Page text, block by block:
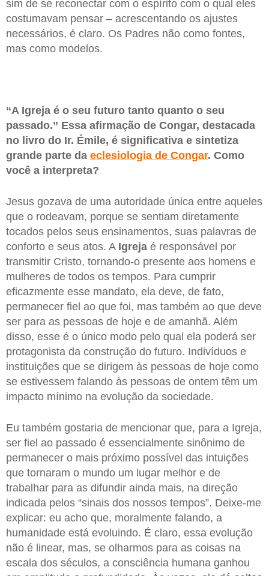
sim de se reconectar com o espírito com o qual eles
costumavam pensar – acrescentando os ajustes
necessários, é claro. Os Padres não como fontes,
mas como modelos.
“A Igreja é o seu futuro tanto quanto o seu
passado.” Essa afirmação de Congar, destacada
no livro do Ir. Émile, é significativa e sintetiza
grande parte da eclesiologia de Congar. Como
você a interpreta?
Jesus gozava de uma autoridade única entre aqueles
que o rodeavam, porque se sentiam diretamente
tocados pelos seus ensinamentos, suas palavras de
conforto e seus atos. A Igreja é responsável por
transmitir Cristo, tornando-o presente aos homens e
mulheres de todos os tempos. Para cumprir
eficazmente esse mandato, ela deve, de fato,
permanecer fiel ao que foi, mas também ao que deve
ser para as pessoas de hoje e de amanhã. Além
disso, esse é o único modo pelo qual ela poderá ser
protagonista da construção do futuro. Indivíduos e
instituições que se dirigem às pessoas de hoje como
se estivessem falando às pessoas de ontem têm um
impacto mínimo na evolução da sociedade.
Eu também gostaria de mencionar que, para a Igreja,
ser fiel ao passado é essencialmente sinônimo de
permanecer o mais próximo possível das intuições
que tornaram o mundo um lugar melhor e de
trabalhar para as difundir ainda mais, na direção
indicada pelos “sinais dos nossos tempos”. Deixe-me
explicar: eu acho que, moralmente falando, a
humanidade está evoluindo. É claro, essa evolução
não é linear, mas, se olharmos para as coisas na
escala dos séculos, a consciência humana ganhou